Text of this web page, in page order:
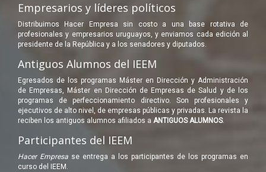
Empresarios y líderes políticos
Distribuimos Hacer Empresa sin costo a una base rotativa de
profesionales y empresarios uruguayos, y enviamos cada edición al
presidente de la República y a los senadores y diputados.
Antiguos Alumnos del IEEM
Egresados de los programas Máster en Dirección y Administración
de Empresas, Máster en Dirección de Empresas de Salud y de los
programas de perfeccionamiento directivo. Son profesionales y
ejecutivos de alto nivel, de empresas públicas y privadas. La revista la
reciben los antiguos alumnos afiliados a ANTIGUOS ALUMNOS.
Participantes del IEEM
Hacer Empresa se entrega a los participantes de los programas en
curso del IEEM.